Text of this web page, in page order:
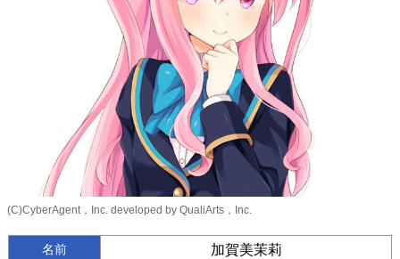
(C)CyberAgent，Inc. developed by QualiArts，Inc.
名前 加賀美茉莉